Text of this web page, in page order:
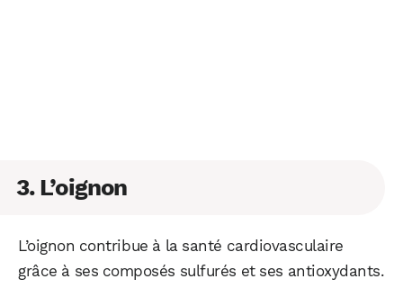
3. L’oignon
L’oignon contribue à la santé cardiovasculaire
grâce à ses composés sulfurés et ses antioxydants.